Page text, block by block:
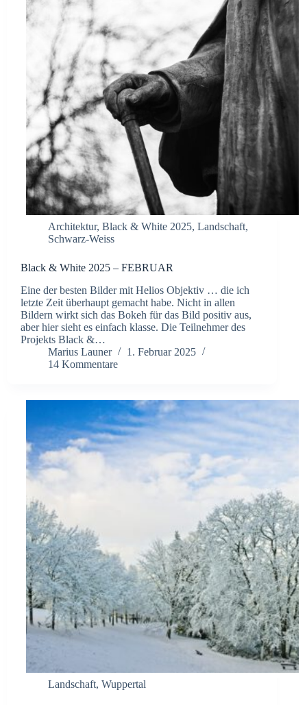
Architektur, Black & White 2025, Landschaft,
Schwarz-Weiss
Black & White 2025 – FEBRUAR
Eine der besten Bilder mit Helios Objektiv … die ich
letzte Zeit überhaupt gemacht habe. Nicht in allen
Bildern wirkt sich das Bokeh für das Bild positiv aus,
aber hier sieht es einfach klasse. Die Teilnehmer des
Projekts Black &…
Marius Launer
1. Februar 2025
14 Kommentare
Landschaft, Wuppertal